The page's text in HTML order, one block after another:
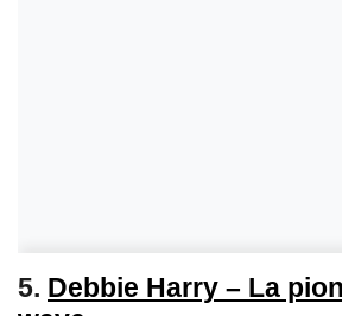
5. Debbie Harry – La